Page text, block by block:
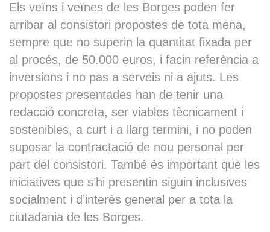
Responem. Pressupostos
Portaveus Municipals |
Ivette Macià (Borges per la
República)
Portaveus Municipals |
Montse Casals (ERC)
Els veïns i veïnes de les Borges poden fer
arribar al consistori propostes de tota mena,
sempre que no superin la quantitat fixada per
al procés, de 50.000 euros, i facin referència a
inversions i no pas a serveis ni a ajuts. Les
propostes presentades han de tenir una
redacció concreta, ser viables tècnicament i
sostenibles, a curt i a llarg termini, i no poden
suposar la contractació de nou personal per
part del consistori. També és important que les
iniciatives que s’hi presentin siguin inclusives
socialment i d’interès general per a tota la
ciutadania de les Borges.